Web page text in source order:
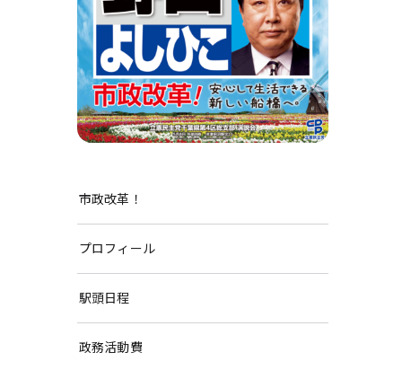
市政改革！
プロフィール
駅頭日程
政務活動費